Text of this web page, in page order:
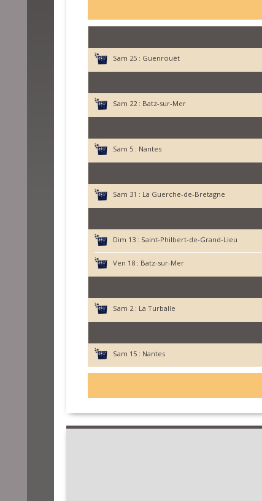
Sam 25 : Guenrouët
Sam 22 : Batz-sur-Mer
Sam 5 : Nantes
Sam 31 : La Guerche-de-Bretagne
Dim 13 : Saint-Philbert-de-Grand-Lieu
Ven 18 : Batz-sur-Mer
Sam 2 : La Turballe
Sam 15 : Nantes